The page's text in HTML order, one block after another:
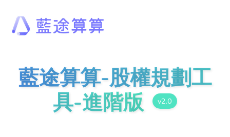
藍途算算-股權規劃工
具-進階版
v2.0